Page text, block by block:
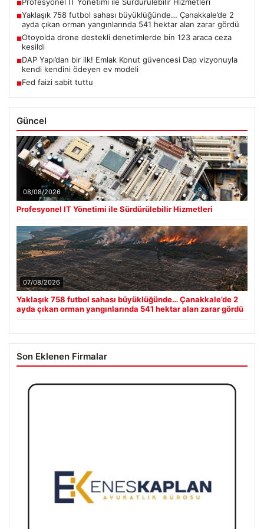
■Profesyonel IT Yönetimi ile Sürdürülebilir Hizmetleri
■Yaklaşık 758 futbol sahası büyüklüğünde… Çanakkale’de 2
ayda çıkan orman yangınlarında 541 hektar alan zarar gördü
■Otoyolda drone destekli denetimlerde bin 123 araca ceza
kesildi
■DAP Yapı’dan bir ilk! Emlak Konut güvencesi Dap vizyonuyla
kendi kendini ödeyen ev modeli
■Fed faizi sabit tuttu
Güncel
08/08/2026
Profesyonel IT Yönetimi ile Sürdürülebilir Hizmetleri
07/08/2026
Yaklaşık 758 futbol sahası büyüklüğünde… Çanakkale’de 2
ayda çıkan orman yangınlarında 541 hektar alan zarar gördü
Son Eklenen Firmalar